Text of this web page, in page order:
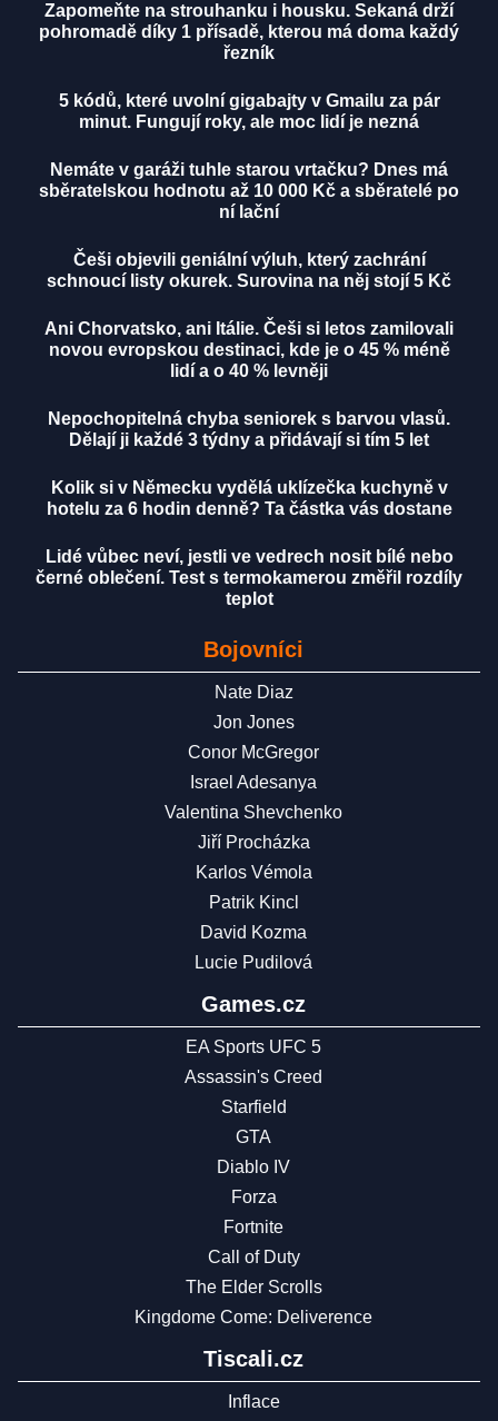
Zapomeňte na strouhanku i housku. Sekaná drží
pohromadě díky 1 přísadě, kterou má doma každý
řezník
5 kódů, které uvolní gigabajty v Gmailu za pár
minut. Fungují roky, ale moc lidí je nezná
Nemáte v garáži tuhle starou vrtačku? Dnes má
sběratelskou hodnotu až 10 000 Kč a sběratelé po
ní lační
Češi objevili geniální výluh, který zachrání
schnoucí listy okurek. Surovina na něj stojí 5 Kč
Ani Chorvatsko, ani Itálie. Češi si letos zamilovali
novou evropskou destinaci, kde je o 45 % méně
lidí a o 40 % levněji
Nepochopitelná chyba seniorek s barvou vlasů.
Dělají ji každé 3 týdny a přidávají si tím 5 let
Kolik si v Německu vydělá uklízečka kuchyně v
hotelu za 6 hodin denně? Ta částka vás dostane
Lidé vůbec neví, jestli ve vedrech nosit bílé nebo
černé oblečení. Test s termokamerou změřil rozdíly
teplot
Bojovníci
Nate Diaz
Jon Jones
Conor McGregor
Israel Adesanya
Valentina Shevchenko
Jiří Procházka
Karlos Vémola
Patrik Kincl
David Kozma
Lucie Pudilová
Games.cz
EA Sports UFC 5
Assassin's Creed
Starfield
GTA
Diablo IV
Forza
Fortnite
Call of Duty
The Elder Scrolls
Kingdome Come: Deliverence
Tiscali.cz
Inflace